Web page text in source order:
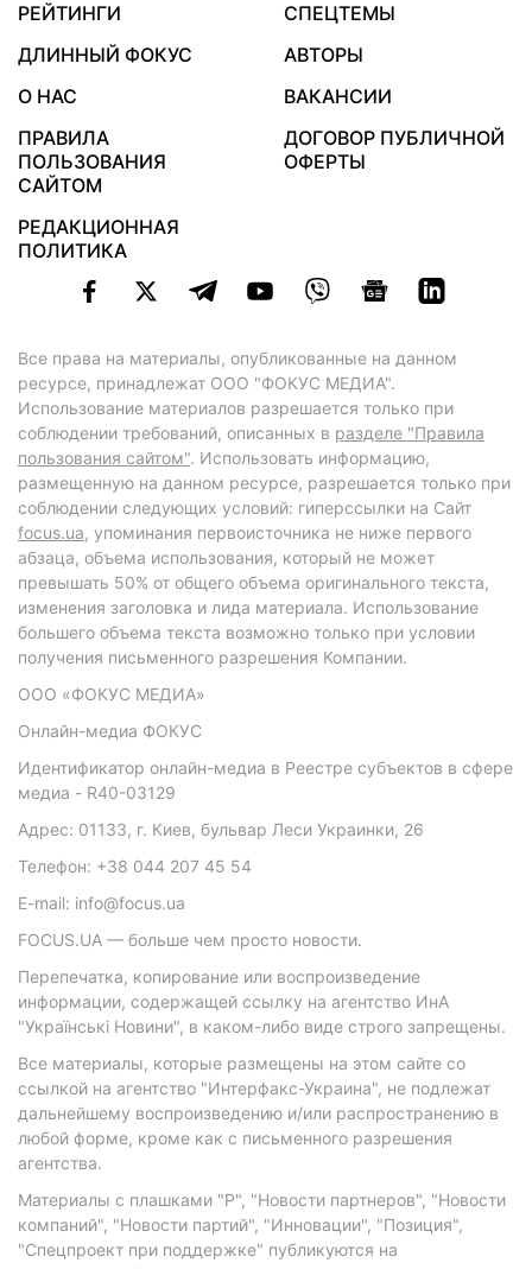
РЕЙТИНГИ
СПЕЦТЕМЫ
ДЛИННЫЙ ФОКУС
АВТОРЫ
О НАС
ВАКАНСИИ
ПРАВИЛА
ПОЛЬЗОВАНИЯ
САЙТОМ
ДОГОВОР ПУБЛИЧНОЙ
ОФЕРТЫ
РЕДАКЦИОННАЯ
ПОЛИТИКА
Все права на материалы, опубликованные на данном
ресурсе, принадлежат ООО "ФОКУС МЕДИА".
Использование материалов разрешается только при
соблюдении требований, описанных в разделе "Правила
пользования сайтом". Использовать информацию,
размещенную на данном ресурсе, разрешается только при
соблюдении следующих условий: гиперссылки на Сайт
focus.ua, упоминания первоисточника не ниже первого
абзаца, объема использования, который не может
превышать 50% от общего объема оригинального текста,
изменения заголовка и лида материала. Использование
большего объема текста возможно только при условии
получения письменного разрешения Компании.
ООО «ФОКУС МЕДИА»
Онлайн-медиа ФОКУС
Идентификатор онлайн-медиа в Реестре субъектов в сфере
медиа - R40-03129
Адрес: 01133, г. Киев, бульвар Леси Украинки, 26
Телефон: +38 044 207 45 54
E-mail: info@focus.ua
FOCUS.UA — больше чем просто новости.
Перепечатка, копирование или воспроизведение
информации, содержащей ссылку на агентство ИнА
"Українські Новини", в каком-либо виде строго запрещены.
Все материалы, которые размещены на этом сайте со
ссылкой на агентство "Интерфакс-Украина", не подлежат
дальнейшему воспроизведению и/или распространению в
любой форме, кроме как с письменного разрешения
агентства.
Материалы с плашками "Р", "Новости партнеров", "Новости
компаний", "Новости партий", "Инновации", "Позиция",
"Спецпроект при поддержке" публикуются на